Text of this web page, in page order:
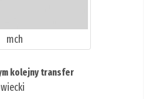
mch
kolejny transfer